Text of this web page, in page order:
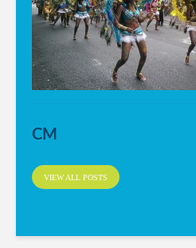
CM
VIEW ALL POSTS